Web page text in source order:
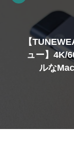
【
ュー】4K/
ルな